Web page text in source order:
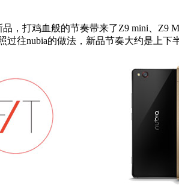
打鸡血般的节奏带来了Z9 mini、Z9
过往nubia的做法，新品节奏大约是上下